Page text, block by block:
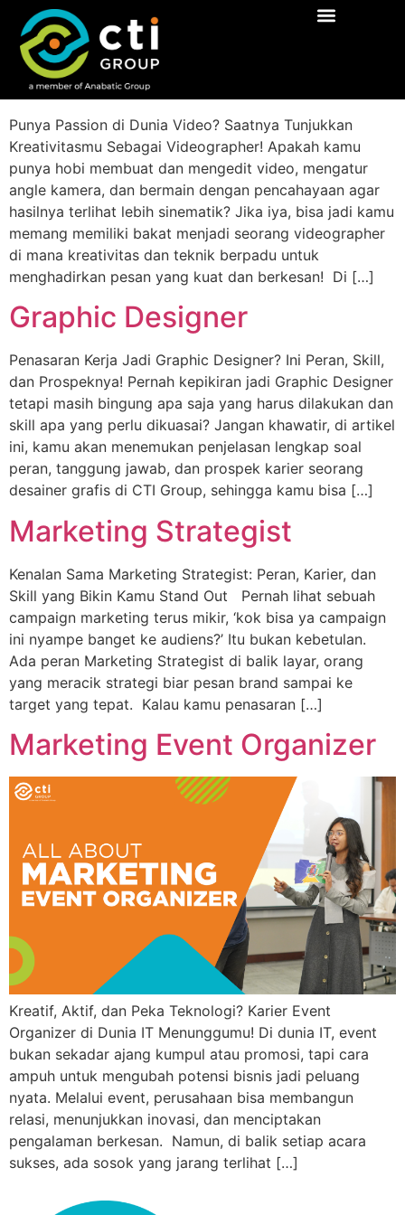
Category: Marketing
Videographer
Punya Passion di Dunia Video? Saatnya Tunjukkan
Kreativitasmu Sebagai Videographer! Apakah kamu
punya hobi membuat dan mengedit video, mengatur
angle kamera, dan bermain dengan pencahayaan agar
hasilnya terlihat lebih sinematik? Jika iya, bisa jadi kamu
memang memiliki bakat menjadi seorang videographer
di mana kreativitas dan teknik berpadu untuk
menghadirkan pesan yang kuat dan berkesan! Di […]
Graphic Designer
Penasaran Kerja Jadi Graphic Designer? Ini Peran, Skill,
dan Prospeknya! Pernah kepikiran jadi Graphic Designer
tetapi masih bingung apa saja yang harus dilakukan dan
skill apa yang perlu dikuasai? Jangan khawatir, di artikel
ini, kamu akan menemukan penjelasan lengkap soal
peran, tanggung jawab, dan prospek karier seorang
desainer grafis di CTI Group, sehingga kamu bisa […]
Marketing Strategist
Kenalan Sama Marketing Strategist: Peran, Karier, dan
Skill yang Bikin Kamu Stand Out Pernah lihat sebuah
campaign marketing terus mikir, ‘kok bisa ya campaign
ini nyampe banget ke audiens?’ Itu bukan kebetulan.
Ada peran Marketing Strategist di balik layar, orang
yang meracik strategi biar pesan brand sampai ke
target yang tepat. Kalau kamu penasaran […]
Marketing Event Organizer
Kreatif, Aktif, dan Peka Teknologi? Karier Event
Organizer di Dunia IT Menunggumu! Di dunia IT, event
bukan sekadar ajang kumpul atau promosi, tapi cara
ampuh untuk mengubah potensi bisnis jadi peluang
nyata. Melalui event, perusahaan bisa membangun
relasi, menunjukkan inovasi, dan menciptakan
pengalaman berkesan. Namun, di balik setiap acara
sukses, ada sosok yang jarang terlihat […]